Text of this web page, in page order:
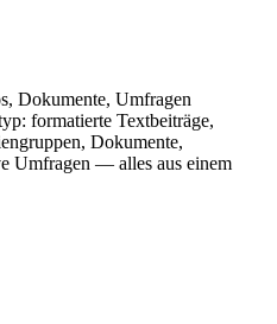
Dokumente, Umfragen
formatierte Textbeiträge,
Dokumente,
Umfragen — alles aus einem